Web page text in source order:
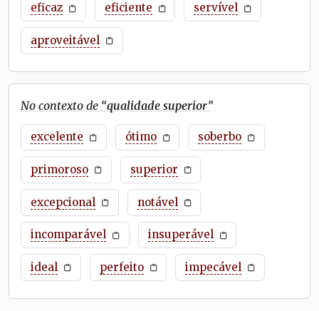
eficaz eficiente servível
aproveitável
No contexto de “qualidade superior”
excelente ótimo soberbo
primoroso superior
excepcional notável
incomparável insuperável
ideal perfeito impecável